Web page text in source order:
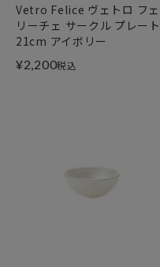
Vetro Felice ヴェトロ フェ
リーチェ サークル プレート
21cm アイボリー
¥2,200税込